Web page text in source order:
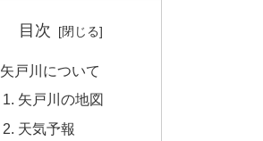
目次
矢戸川について
矢戸川の地図
天気予報